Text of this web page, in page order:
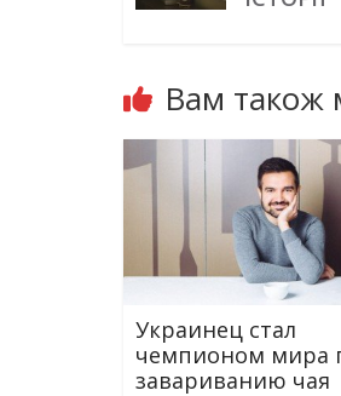
Вам також
Украинец стал
чемпионом мира
завариванию чая